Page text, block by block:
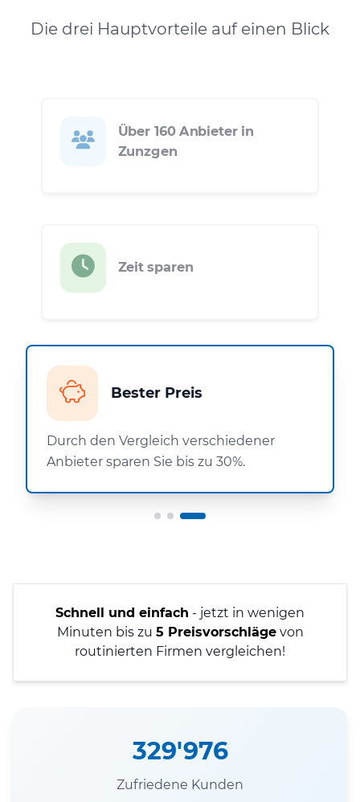
Die drei Hauptvorteile auf einen Blick
Über 160 Anbieter in
Zunzgen
Zeit sparen
Bester Preis
Durch den Vergleich verschiedener
Anbieter sparen Sie bis zu 30%.
Schnell und einfach - jetzt in wenigen
Minuten bis zu 5 Preisvorschlägevon
routinierten Firmen vergleichen!
329'976
Zufriedene Kunden